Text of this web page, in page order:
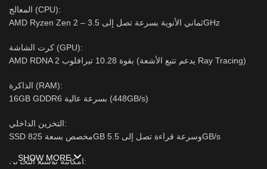
المعالج (CPU):
AMD Ryzen Zen 2 – ثماني الأنوية بسرعة تصل إلى 3.5GHz
كرت الشاشة (GPU):
AMD RDNA 2 بقوة 10.28 تيرافلوب (يدعم تتبع الأشعة Ray Tracing)
الذاكرة (RAM):
16GB GDDR6 بسرعة عالية (448GB/s)
التخزين الداخلي:
SSD مخصص بسعة 825GB وسرعة قراءة تصل إلى 5.5GB/s
إمكانية توسيع التخزين:
SHOW MORE